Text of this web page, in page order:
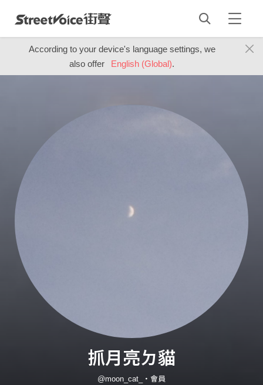
According to your device's language settings, we
also offer
English (Global).
抓月亮ㄉ貓
@moon_cat_・會員